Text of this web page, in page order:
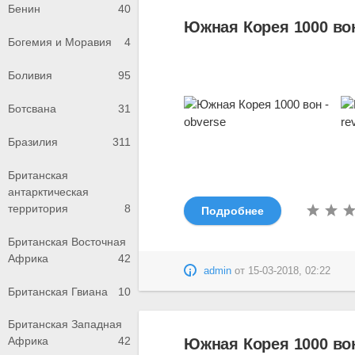
Бенин 40
Богемия и Моравия 4
Боливия 95
Ботсвана 31
Бразилия 311
Британская
антарктическая
территория
8
Британская Восточная
Африка
42
Британская Гвиана 10
Британская Западная
Африка
42
Южная Корея 1000
Подробнее
admin от 15-03-2018, 02:22
Южная Корея 1000